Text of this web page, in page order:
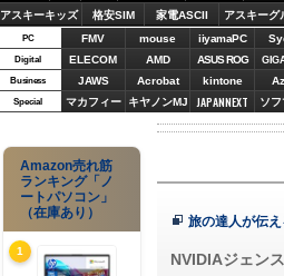
アスキーキッズ 格安SIM 家電ASCII アスキーグ
PC FMV mouse iiyamaPC
Digital ELECOM AMD ASUS ROG
Business JAWS Acrobat kintone
Special マカフィー キヤノンMJ JAPANNEXT ソ
旅の達人が伝
NVIDIAジェン
Amazon売れ筋
ランキング「ノ
ートパソコン」
（在庫あり）
1